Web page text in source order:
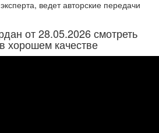
ведет авторские передачи
от 28.05.2026 смотреть
хорошем качестве